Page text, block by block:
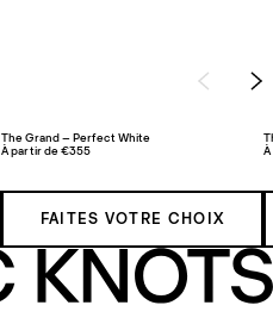
The Grand – Perfect White
À partir de €355
FAITES VOTRE CHOIX